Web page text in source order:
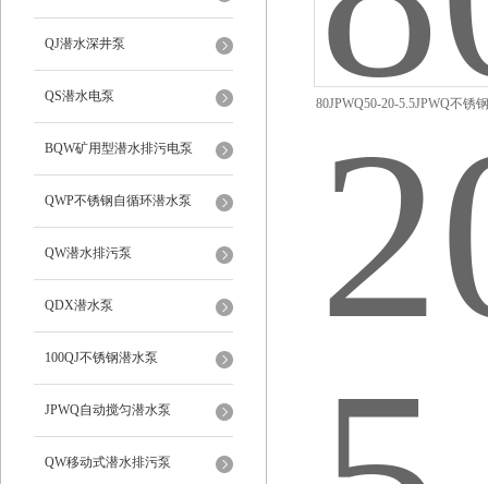
QJ潜水深井泵
QS潜水电泵
BQW矿用型潜水排污电泵
QWP不锈钢自循环潜水泵
QW潜水排污泵
QDX潜水泵
100QJ不锈钢潜水泵
JPWQ自动搅匀潜水泵
QW移动式潜水排污泵
80JPWQ50-20-5.5JPWQ不锈